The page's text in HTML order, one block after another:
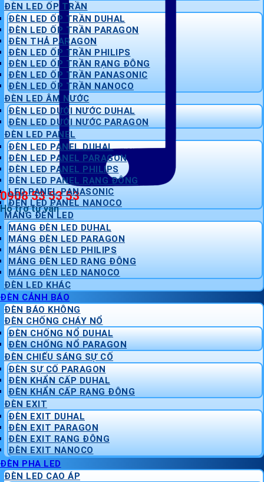
0908 53 53 53
Hỗ trợ tư vấn
ĐÈN LED ỐP TRẦN
ĐÈN LED ỐP TRẦN DUHAL
ĐÈN LED ỐP TRẦN PARAGON
ĐÈN THẢ PARAGON
ĐÈN LED ỐP TRẦN PHILIPS
ĐÈN LED ỐP TRẦN RẠNG ĐÔNG
ĐÈN LED ỐP TRẦN PANASONIC
ĐÈN LED ỐP TRẦN NANOCO
ĐÈN LED ÂM NƯỚC
ĐÈN LED DƯỚI NƯỚC DUHAL
ĐÈN LED DƯỚI NƯỚC PARAGON
ĐÈN LED PANEL
ĐÈN LED PANEL DUHAL
ĐÈN LED PANEL PARAGON
ĐÈN LED PANEL PHILIPS
ĐÈN LED PANEL RẠNG ĐÔNG
LED PANEL PANASONIC
ĐÈN LED PANEL NANOCO
MÁNG ĐÈN LED
MÁNG ĐÈN LED DUHAL
MÁNG ĐÈN LED PARAGON
MÁNG ĐÈN LED PHILIPS
MÁNG ĐÈN LED RẠNG ĐÔNG
MÁNG ĐÈN LED NANOCO
ĐÈN LED KHÁC
ĐÈN CẢNH BÁO
ĐÈN BÁO KHÔNG
ĐÈN CHỐNG CHÁY NỔ
ĐÈN CHỐNG NỔ DUHAL
ĐÈN CHỐNG NỔ PARAGON
ĐÈN CHIẾU SÁNG SỰ CỐ
ĐÈN SỰ CỐ PARAGON
ĐÈN KHẨN CẤP DUHAL
ĐÈN KHẨN CẤP RẠNG ĐÔNG
ĐÈN EXIT
ĐÈN EXIT DUHAL
ĐÈN EXIT PARAGON
ĐÈN EXIT RẠNG ĐÔNG
ĐÈN EXIT NANOCO
ĐÈN PHA LED
ĐÈN LED CAO ÁP